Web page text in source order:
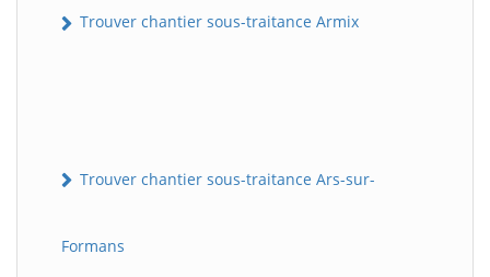
Trouver chantier sous-traitance Armix
Trouver chantier sous-traitance Ars-sur-
Formans